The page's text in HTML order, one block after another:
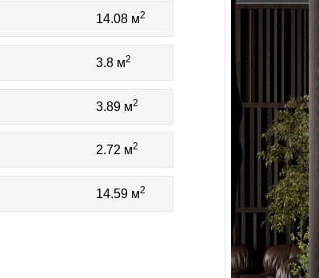
14.08 м2
3.8 м2
3.89 м2
2.72 м2
14.59 м2